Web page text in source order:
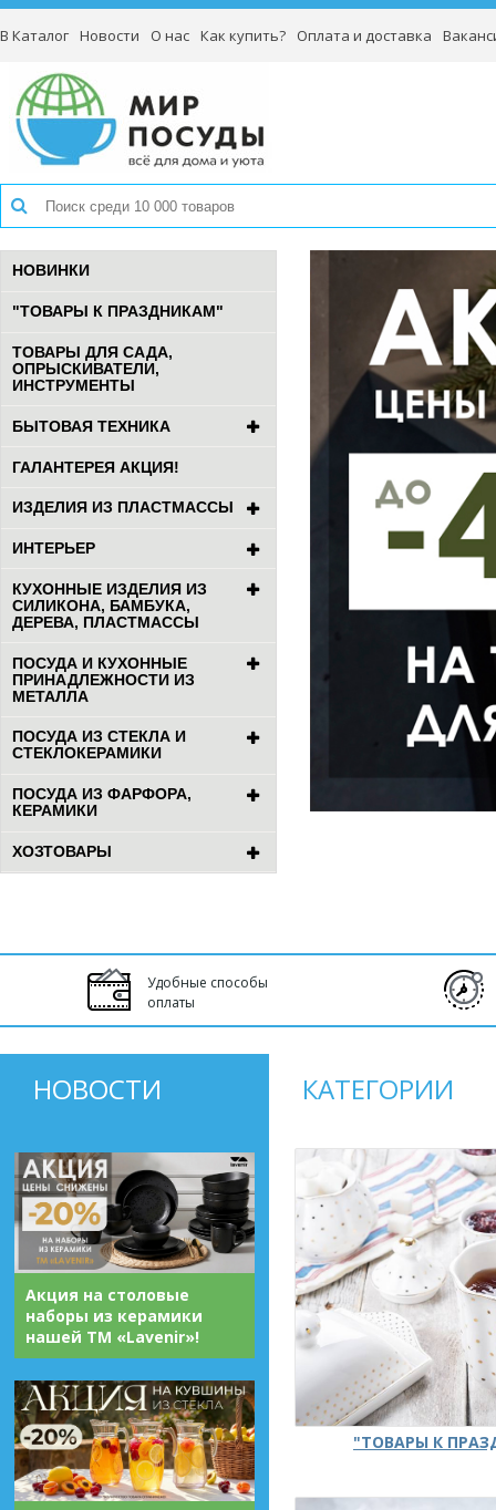
В Каталог Новости О нас Как купить? Оплата и доставка
НОВИНКИ
"ТОВАРЫ К ПРАЗДНИКАМ"
ТОВАРЫ ДЛЯ САДА,
ОПРЫСКИВАТЕЛИ,
ИНСТРУМЕНТЫ
БЫТОВАЯ ТЕХНИКА
ГАЛАНТЕРЕЯ АКЦИЯ!
ИЗДЕЛИЯ ИЗ ПЛАСТМАССЫ
ИНТЕРЬЕР
КУХОННЫЕ ИЗДЕЛИЯ ИЗ
СИЛИКОНА, БАМБУКА,
ДЕРЕВА, ПЛАСТМАССЫ
ПОСУДА И КУХОННЫЕ
ПРИНАДЛЕЖНОСТИ ИЗ
МЕТАЛЛА
ПОСУДА ИЗ СТЕКЛА И
СТЕКЛОКЕРАМИКИ
ПОСУДА ИЗ ФАРФОРА,
КЕРАМИКИ
ХОЗТОВАРЫ
Удобные способы
оплаты
НОВОСТИ
Акция на столовые
наборы из керамики
нашей ТМ «Lavenir»!
КАТЕГОРИИ
"ТОВАРЫ К